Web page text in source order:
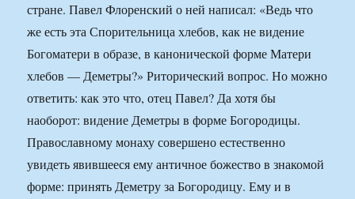
стране. Павел Флоренский о ней написал: «Ведь что
же есть эта Спорительница хлебов, как не видение
Богоматери в образе, в канонической форме Матери
хлебов — Деметры?» Риторический вопрос. Но можно
ответить: как это что, отец Павел? Да хотя бы
наоборот: видение Деметры в форме Богородицы.
Православному монаху совершено естественно
увидеть явившееся ему античное божество в знакомой
форме: принять Деметру за Богородицу. Ему и в